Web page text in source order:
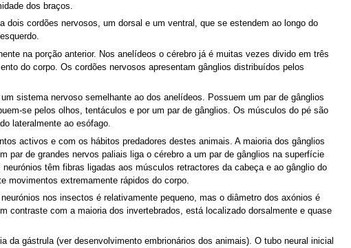
dos braços.
cordões nervosos, um dorsal e um ventral, que se estendem ao longo do
na porção anterior. Nos anelídeos o cérebro já é muitas vezes divido em três
do corpo. Os cordões nervosos apresentam gânglios distribuídos pelos
sistema nervoso semelhante ao dos anelídeos. Possuem um par de gânglios
se pelos olhos, tentáculos e por um par de gânglios. Os músculos do pé são
lateralmente ao esófago.
activos e com os hábitos predadores destes animais. A maioria dos gânglios
de grandes nervos paliais liga o cérebro a um par de gânglios na superfície
têm fibras ligadas aos músculos retractores da cabeça e ao gânglio do
movimentos extremamente rápidos do corpo.
nos insectos é relativamente pequeno, mas o diâmetro dos axónios é
contraste com a maioria dos invertebrados, está localizado dorsalmente e quase
da gástrula (ver desenvolvimento embrionários dos animais). O tubo neural inicial